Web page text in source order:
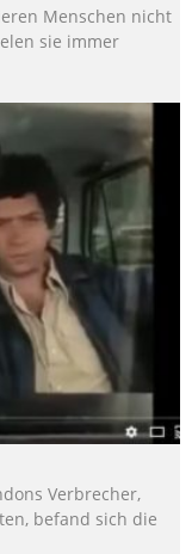
Menschen nicht
sie immer
Verbrecher,
befand sich die